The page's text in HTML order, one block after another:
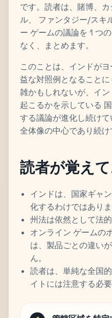
です。読者は、賭博、
ル、 ファンタジー/スキ
ー ゲームの議論を 1 つ
なく、まとめます。
このことは、インドが
益な対照例となること
雑かもしれないが、イ
起こるかを示している
する議論が進化し続け
全体像の中心であり続け
読者が覚え
インドは、国家ギャ
化するわけではありま
州法は依然として法
オンライン ゲームの
は、製品ごとの違い
ん。
読者は、単純な全国
イトには注意する必要